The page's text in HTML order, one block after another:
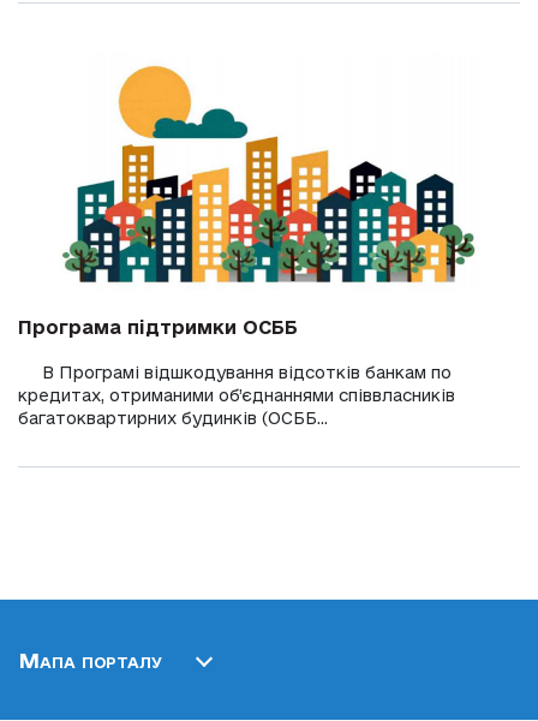
Програма підтримки ОСББ
В Програмі відшкодування відсотків банкам по
кредитах, отриманими об’єднаннями співвласників
багатоквартирних будинків (ОСББ...
Мапа порталу